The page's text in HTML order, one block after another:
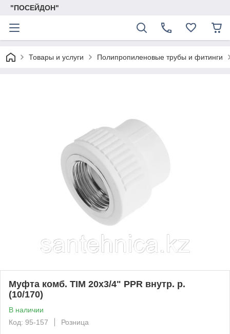
"ПОСЕЙДОН"
Товары и услуги Полипропиленовые трубы и фитинги
Муфта комб. TIM 20х3/4" PPR внутр. р.
(10/170)
В наличии
Код: 95-157
Розница